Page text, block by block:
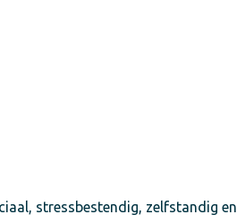
stressbestendig, zelfstandig en